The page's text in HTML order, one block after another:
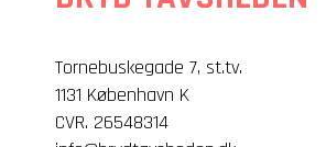
Tornebuskegade 7, st.tv.
1131 København K
CVR. 26548314